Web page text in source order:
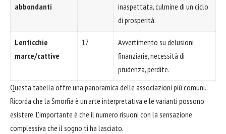
abbondanti
inaspettata, culmine di un ciclo
di prosperità.
Lenticchie
marce/cattive
17
Avvertimento su delusioni
finanziarie, necessità di
prudenza, perdite.
Questa tabella offre una panoramica delle associazioni più comuni.
Ricorda che la Smorfia è un'arte interpretativa e le varianti possono
esistere. L'importante è che il numero risuoni con la sensazione
complessiva che il sogno ti ha lasciato.